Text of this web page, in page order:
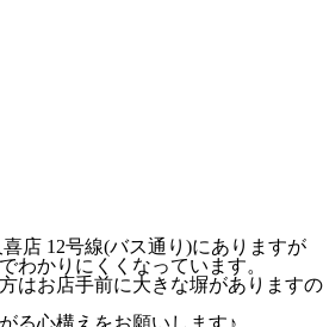
店 12号線(バス通り)にありますが
わかりにくくなっています。
はお店手前に大きな塀がありますの
る心構えをお願いします♪